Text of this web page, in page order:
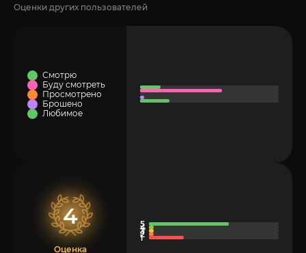
Оценки других пользователей
Смотрю
Буду смотреть
Просмотрено
Брошено
Любимое
4
Оценка